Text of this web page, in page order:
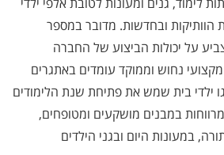
הוותיקות ובחדשות. מדובר במספר
על יכולות הביצוע של החברה
נחוש וממוקד עומדים באתגרים
ילדי בית שמש את פתיחת שנת הלימודים
במבנים מושקעים ומטופחים,
במעונות היום ובגני הילדים